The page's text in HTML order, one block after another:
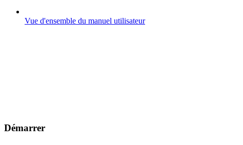
Vue d'ensemble du manuel utilisateur
Démarrer